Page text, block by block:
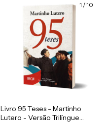
1 /10
Livro 95 Teses - Martinho
Lutero - Versão Trilíngue